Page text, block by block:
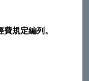
規定編列。